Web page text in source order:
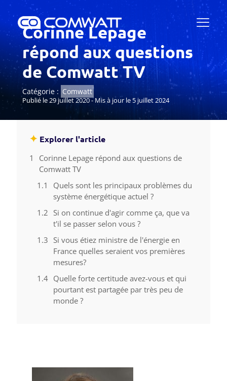
Corinne Lepage
répond aux questions
de Comwatt TV
Catégorie : Comwatt
Publié le 29 juillet 2020 - Mis à jour le 5 juillet 2024
✦ Explorer l'article
Corinne Lepage répond aux questions de
Comwatt TV
Quels sont les principaux problèmes du
système énergétique actuel ?
Si on continue d'agir comme ça, que va
t'il se passer selon vous ?
Si vous étiez ministre de l'énergie en
France quelles seraient vos premières
mesures?
Quelle forte certitude avez-vous et qui
pourtant est partagée par très peu de
monde ?